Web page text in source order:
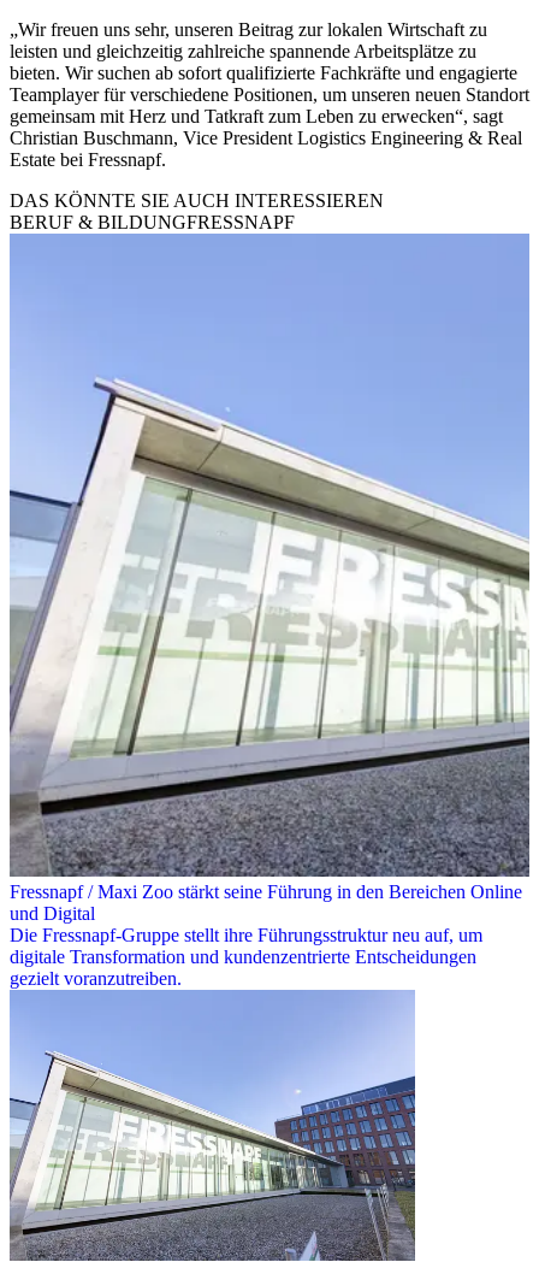
„Wir freuen uns sehr, unseren Beitrag zur lokalen Wirtschaft zu
leisten und gleichzeitig zahlreiche spannende Arbeitsplätze zu
bieten. Wir suchen ab sofort qualifizierte Fachkräfte und engagierte
Teamplayer für verschiedene Positionen, um unseren neuen Standort
gemeinsam mit Herz und Tatkraft zum Leben zu erwecken“, sagt
Christian Buschmann, Vice President Logistics Engineering & Real
Estate bei Fressnapf.
DAS KÖNNTE SIE AUCH INTERESSIEREN
BERUF & BILDUNGFRESSNAPF
Fressnapf / Maxi Zoo stärkt seine Führung in den Bereichen Online
und Digital
Die Fressnapf-Gruppe stellt ihre Führungsstruktur neu auf, um
digitale Transformation und kundenzentrierte Entscheidungen
gezielt voranzutreiben.